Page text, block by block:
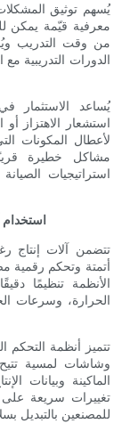
يُسهم توثيق
معرفية قيّمة يمكن
من وقت التدريب
الدورات التدريبية
يُساعد الاستثمار
استشعار الاهتزاز
لأعطال المكونات
مشاكل خطيرة
استراتيجيات
استخدام
تتضمن آلات إنتاج
أتمتة وتحكم رقمية
الأنظمة تنظيمًا
الحرارة، وسرعات
تتميز أنظمة التحكم
الماكينة وبيانات
تغييرات سريعة
للمصنعين بالتبديل